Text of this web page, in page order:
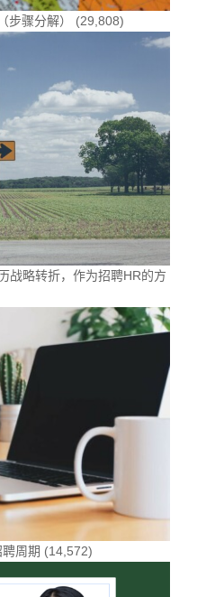
步骤分解） (29,808)
战略转折，作为招聘HR的方
周期 (14,572)